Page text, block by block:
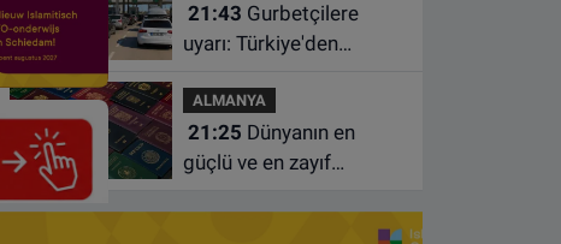
21:43
uyarı: Türkiye'den
geçiş ve trafik
borcunuzu kontrol edin
ALMANYA
21:25
güçlü ve en zayıf